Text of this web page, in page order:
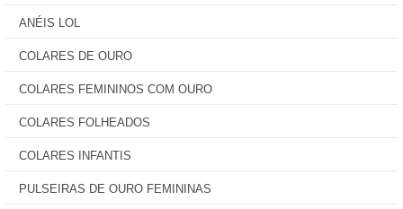
ANÉIS LOL
COLARES DE OURO
COLARES FEMININOS COM OURO
COLARES FOLHEADOS
COLARES INFANTIS
PULSEIRAS DE OURO FEMININAS